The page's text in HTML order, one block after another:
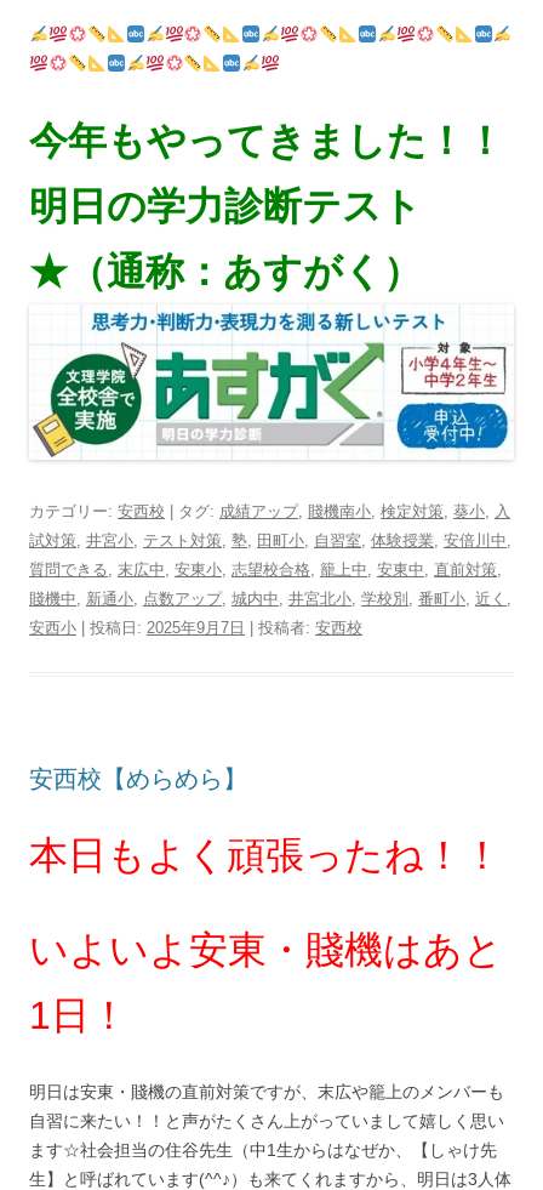
今年もやってきました！！
明日の学力診断テスト
★（通称：あすがく）
カテゴリー: 安西校 | タグ: 成績アップ, 賤機南小 検定対策 葵小
入
試対策 井宮小 テスト対策 塾 田町小 自習室 体験授業 安倍川中
質問できる
末広中 安東小 志望校合格 籠上中 安東中 直前対策
賤機中
新通小 点数アップ, 城内中 井宮北小 学校別 番町小 近く
安西小 | 投稿日: 2025年9月7日 | 投稿者: 安西校
安西校【めらめら】
本日もよく頑張ったね！！
いよいよ安東・賤機はあと
1日！
明日は安東・賤機の直前対策ですが、末広や籠上のメンバーも
自習に来たい！！と声がたくさん上がっていまして嬉しく思い
ます☆社会担当の住谷先生（中1生からはなぜか、【しゃけ先
生】と呼ばれています(^^♪）も来てくれますから、明日は3人体